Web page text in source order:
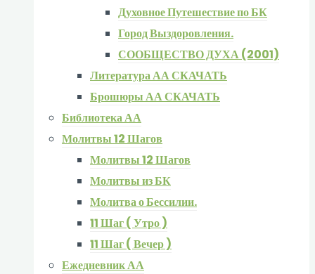
Духовное Путешествие по БК
Город Выздоровления.
СООБЩЕСТВО ДУХА (2001)
Литература АА СКАЧАТЬ
Брошюры АА СКАЧАТЬ
Библиотека АА
Молитвы 12 Шагов
Молитвы 12 Шагов
Молитвы из БК
Молитва о Бессилии.
11 Шаг ( Утро )
11 Шаг ( Вечер )
Ежедневник АА